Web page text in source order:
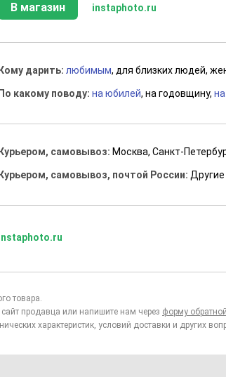
В магазин instaphoto.ru
Кому дарить:любимым, для близких людей,
По какому поводу:на юбилей, на годовщину,
Курьером, самовывоз: Москва, Санкт-
Курьером, самовывоз, почтой России:Другие
товара.
продавца или напишите нам через форму
характеристик, условий доставки и других